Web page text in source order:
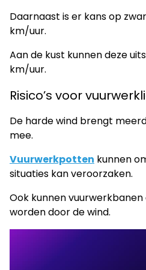
Daarnaast is er kans op
km/uur.
Aan de kust kunnen deze
km/uur.
Risico’s voor
De harde wind brengt
mee.
Vuurwerkpotten kunnen
situaties kan veroorzaken.
Ook kunnen
worden door de wind.